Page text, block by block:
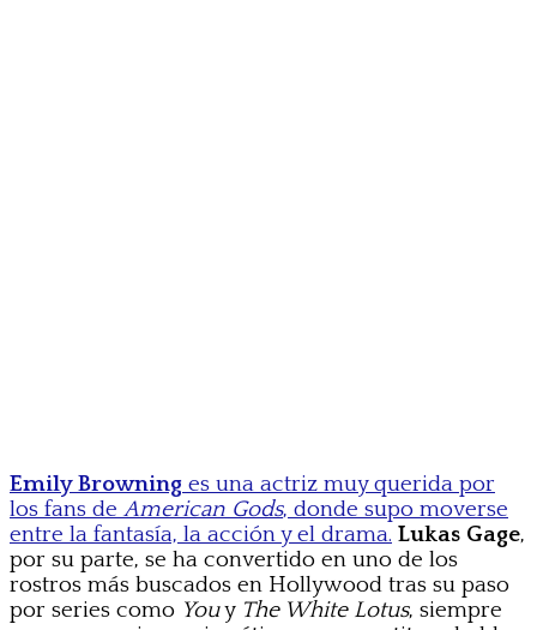
Emily Browning es una actriz muy querida por
los fans deAmerican Gods, donde supo moverse
entre la fantasía, la acción y el drama. Lukas Gage,
por su parte, se ha convertido en uno de los
rostros más buscados en Hollywood tras su paso
por series como Youy The White Lotus, siempre